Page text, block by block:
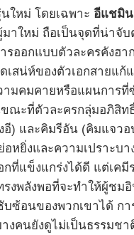
ใหม่ โดยเฉพาะ อีแชมิน
าใหม่ ถือเป็นจุดที่น่าจับ
รออกแบบตัวละครคังฮา
เสน่ห์ของตัวเอกสายแก้
ามคมคายหรือแผนการที่
ณะที่ตัวละครกลุ่มอภิสิท
อี) และคิมรีอัน (คิมแจวอ
อหยิ่งและความเปราะบ
กที่แข็งแกร่งได้ดี แต่เคมี
รงพลังพอที่จะทำให้ผู้ชม
ซ้อนของพวกเขาได้ กา
งคนยังดูไม่เป็นธรรมชา